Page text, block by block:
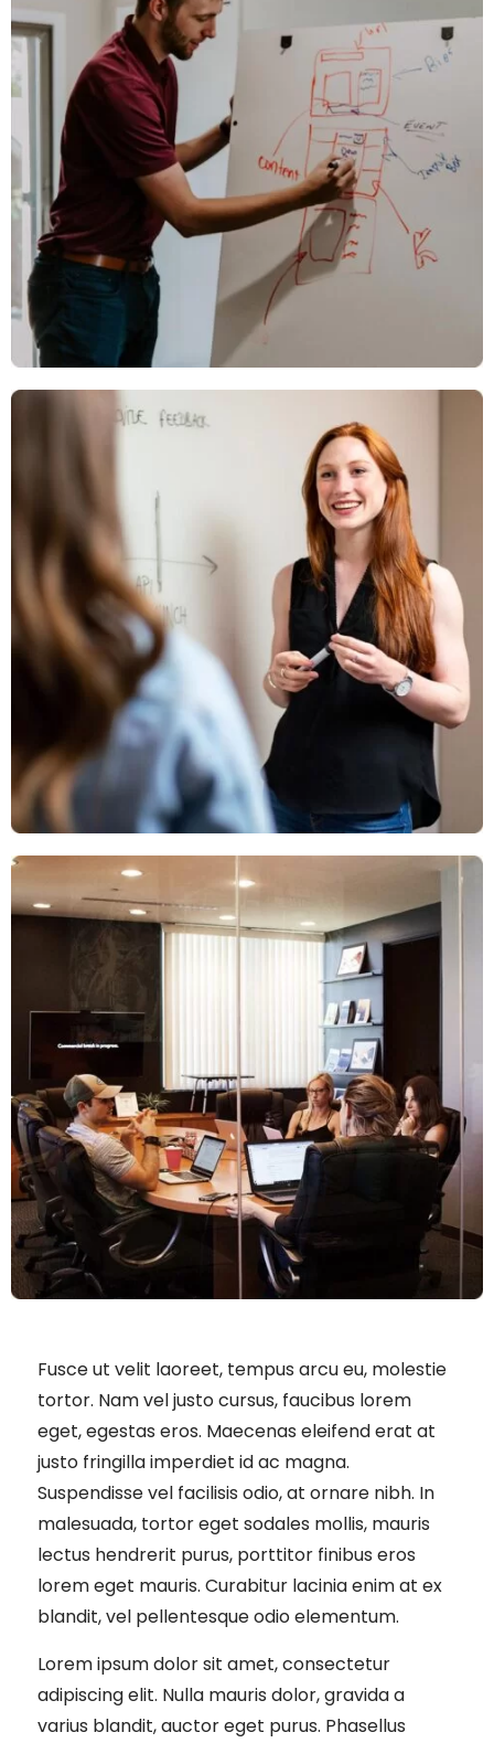
Fusce ut velit laoreet, tempus arcu eu, molestie
tortor. Nam vel justo cursus, faucibus lorem
eget, egestas eros. Maecenas eleifend erat at
justo fringilla imperdiet id ac magna.
Suspendisse vel facilisis odio, at ornare nibh. In
malesuada, tortor eget sodales mollis, mauris
lectus hendrerit purus, porttitor finibus eros
lorem eget mauris. Curabitur lacinia enim at ex
blandit, vel pellentesque odio elementum.
Lorem ipsum dolor sit amet, consectetur
adipiscing elit. Nulla mauris dolor, gravida a
varius blandit, auctor eget purus. Phasellus